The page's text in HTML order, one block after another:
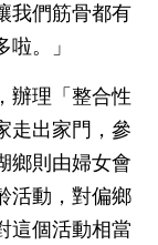
我們筋骨都有
。」
辦理「整合性
走出家門，參
鄉則由婦女會
活動，對偏鄉
這個活動相當